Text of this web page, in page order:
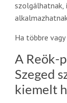
szolgálhatnak,
Ha többre vagy
A Reök-
Szeged
kiemelt